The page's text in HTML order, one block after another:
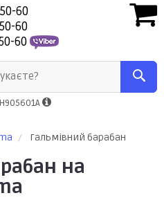
60
60
60
Гальмівний барабан
на